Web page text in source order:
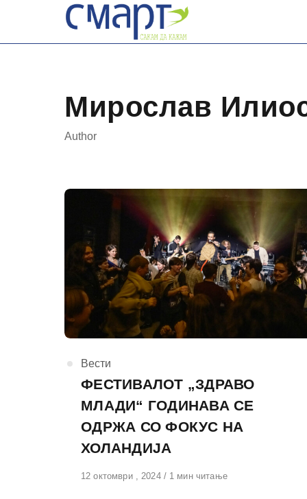
content
Мирослав
Author
КАтегорија
Вести
ФЕСТИВАЛОТ „ЗДРАВО
МЛАДИ“ ГОДИНАВА СЕ
ОДРЖА СО ФОКУС НА
ХОЛАНДИЈА
Објавено
12 октомври , 2024 1 мин читање